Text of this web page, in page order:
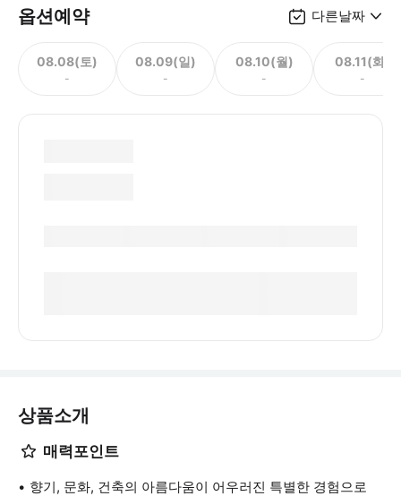
옵션예약 다른날짜
08.08(토)
-
08.09(일)
-
08.10(월)
-
08.11(화)
-
상품소개
매력포인트
향기, 문화, 건축의 아름다움이 어우러진 특별한 경험으로